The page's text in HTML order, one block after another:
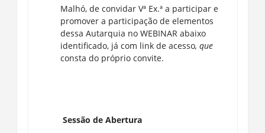
Malhó, de convidar Vª Ex.ª a participar e
promover a participação de elementos
dessa Autarquia no WEBINAR abaixo
identificado, já com link de acesso, que
consta do próprio convite.
Sessão de Abertura